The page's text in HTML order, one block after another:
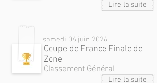
Lire la suite
samedi 06 juin 2026
Coupe de France Finale de
Zone
Classement Général
Lire la suite